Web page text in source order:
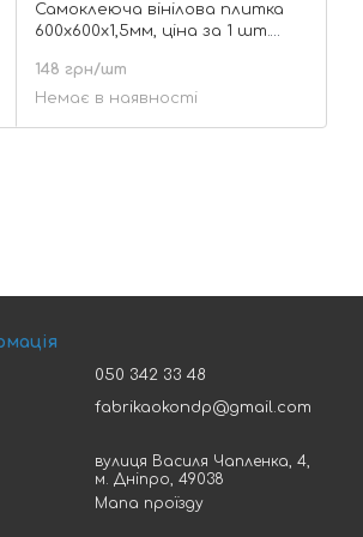
Самоклеюча вінілова плитка
600х600х1,5мм, ціна за 1 шт.
148 грн/шт
Немає в наявності
050 342 33 48
fabrikaokondp@gmail.com
вулиця Василя Чапленка, 4,
м. Дніпро, 49038
Мапа проїзду